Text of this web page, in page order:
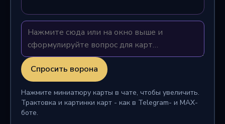
Спросить ворона
Нажмите миниатюру карты в чате, чтобы увеличить.
Трактовка и картинки карт - как в Telegram- и MAX-
боте.